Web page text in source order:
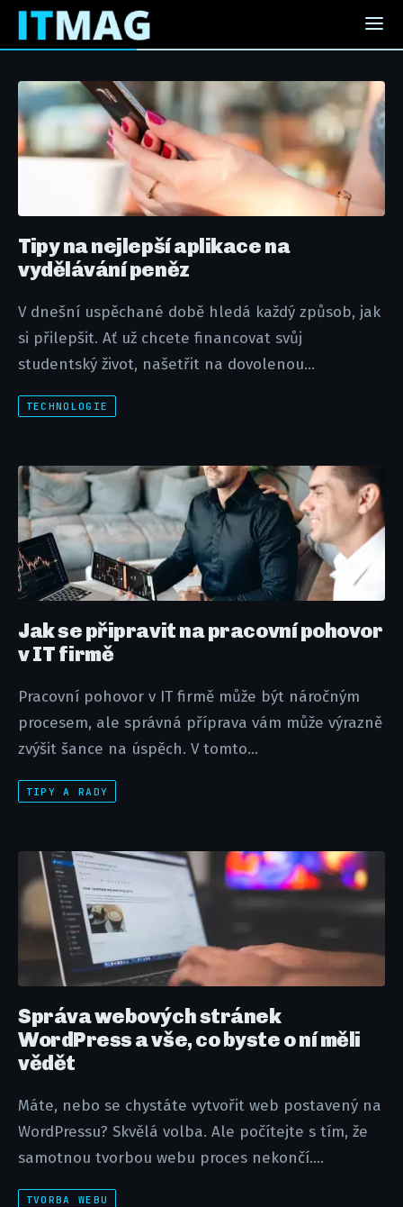
Tipy na nejlepší aplikace na
vydělávání peněz
V dnešní uspěchané době hledá každý způsob, jak
si přilepšit. Ať už chcete financovat svůj
studentský život, našetřit na dovolenou...
TECHNOLOGIE
Jak se připravit na pracovní pohovor
v IT firmě
Pracovní pohovor v IT firmě může být náročným
procesem, ale správná příprava vám může výrazně
zvýšit šance na úspěch. V tomto...
TIPY A RADY
Správa webových stránek
WordPress a vše, co byste o ní měli
vědět
Máte, nebo se chystáte vytvořit web postavený na
WordPressu? Skvělá volba. Ale počítejte s tím, že
samotnou tvorbou webu proces nekončí....
TVORBA WEBU